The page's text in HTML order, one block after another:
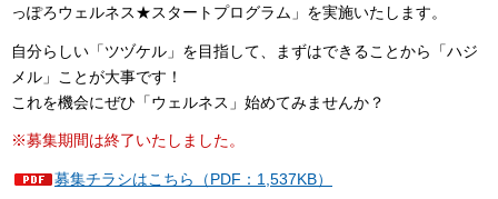
っぽろウェルネス★スタートプログラム」を実施いたします。
自分らしい「ツヅケル」を目指して、まずはできることから「ハジ
メル」ことが大事です！
これを機会にぜひ「ウェルネス」始めてみませんか？
※募集期間は終了いたしました。
募集チラシはこちら（PDF：1,537KB）